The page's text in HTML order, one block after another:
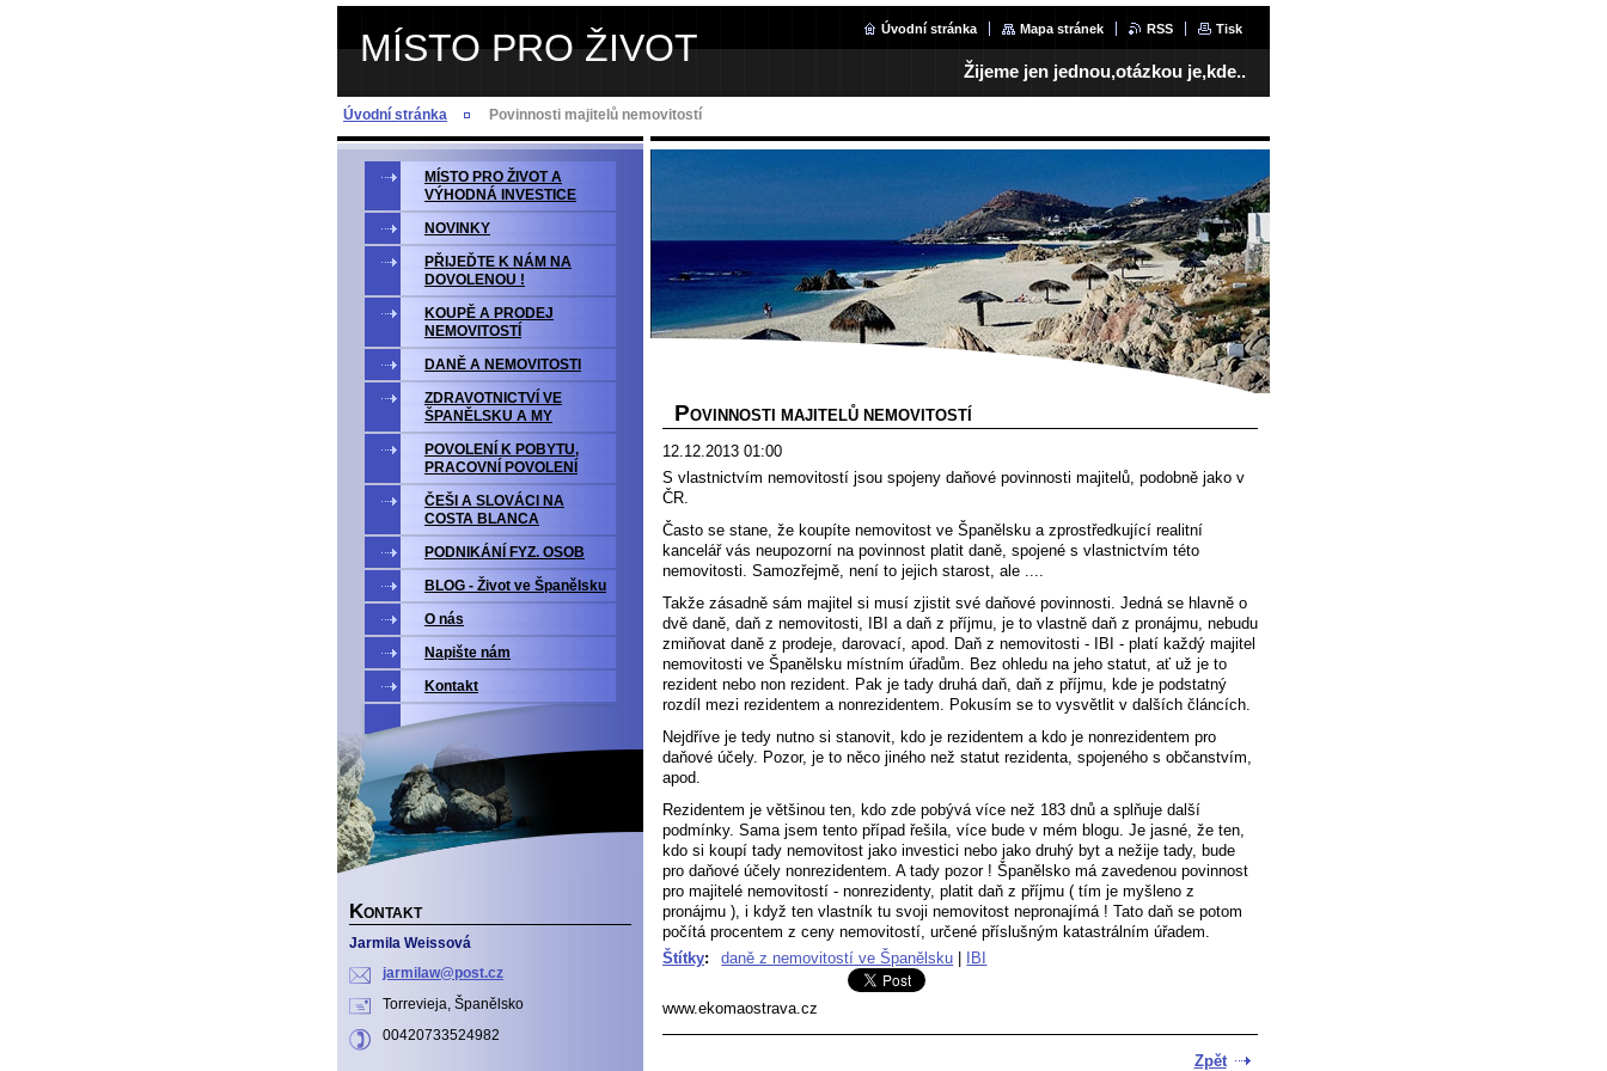
MÍSTO PRO ŽIVOT Úvodní stránka Mapa stránek RSS Tisk
Žijeme jen jednou,otázkou je,kde..
Úvodní stránka Povinnosti majitelů nemovitostí
POVINNOSTI MAJITELŮ NEMOVITOSTÍ
12.12.2013 01:00
S vlastnictvím nemovitostí jsou spojeny daňové povinnosti majitelů, podobně jako v
ČR.
Často se stane, že koupíte nemovitost ve Španělsku a zprostředkující realitní
kancelář vás neupozorní na povinnost platit daně, spojené s vlastnictvím této
nemovitosti. Samozřejmě, není to jejich starost, ale ....
Takže zásadně sám majitel si musí zjistit své daňové povinnosti. Jedná se hlavně o
dvě daně, daň z nemovitosti, IBI a daň z příjmu, je to vlastně daň z pronájmu, nebudu
zmiňovat daně z prodeje, darovací, apod. Daň z nemovitosti - IBI - platí každý majitel
nemovitosti ve Španělsku místním úřadům. Bez ohledu na jeho statut, ať už je to
rezident nebo non rezident. Pak je tady druhá daň, daň z příjmu, kde je podstatný
rozdíl mezi rezidentem a nonrezidentem. Pokusím se to vysvětlit v dalších článcích.
Nejdříve je tedy nutno si stanovit, kdo je rezidentem a kdo je nonrezidentem pro
daňové účely. Pozor, je to něco jiného než statut rezidenta, spojeného s občanstvím,
apod.
Rezidentem je většinou ten, kdo zde pobývá více než 183 dnů a splňuje další
podmínky. Sama jsem tento případ řešila, více bude v mém blogu. Je jasné, že ten,
kdo si koupí tady nemovitost jako investici nebo jako druhý byt a nežije tady, bude
pro daňové účely nonrezidentem. A tady pozor ! Španělsko má zavedenou povinnost
pro majitelé nemovitostí - nonrezidenty, platit daň z příjmu ( tím je myšleno z
pronájmu ), i když ten vlastník tu svoji nemovitost nepronajímá ! Tato daň se potom
počítá procentem z ceny nemovitostí, určené příslušným katastrálním úřadem.
Štítky: daně z nemovitostí ve Španělsku IBI
www.ekomaostrava.cz
Zpět
MÍSTO PRO ŽIVOT A
VÝHODNÁ INVESTICE
NOVINKY
PŘIJEĎTE K NÁM NA
DOVOLENOU !
KOUPĚ A PRODEJ
NEMOVITOSTÍ
DANĚ A NEMOVITOSTI
ZDRAVOTNICTVÍ VE
ŠPANĚLSKU A MY
POVOLENÍ K POBYTU,
PRACOVNÍ POVOLENÍ
ČEŠI A SLOVÁCI NA
COSTA BLANCA
PODNIKÁNÍ FYZ. OSOB
BLOG - Život ve Španělsku
O nás
Napište nám
Kontakt
KONTAKT
Jarmila Weissová
jarmilaw@post.cz
Torrevieja, Španělsko
00420733524982